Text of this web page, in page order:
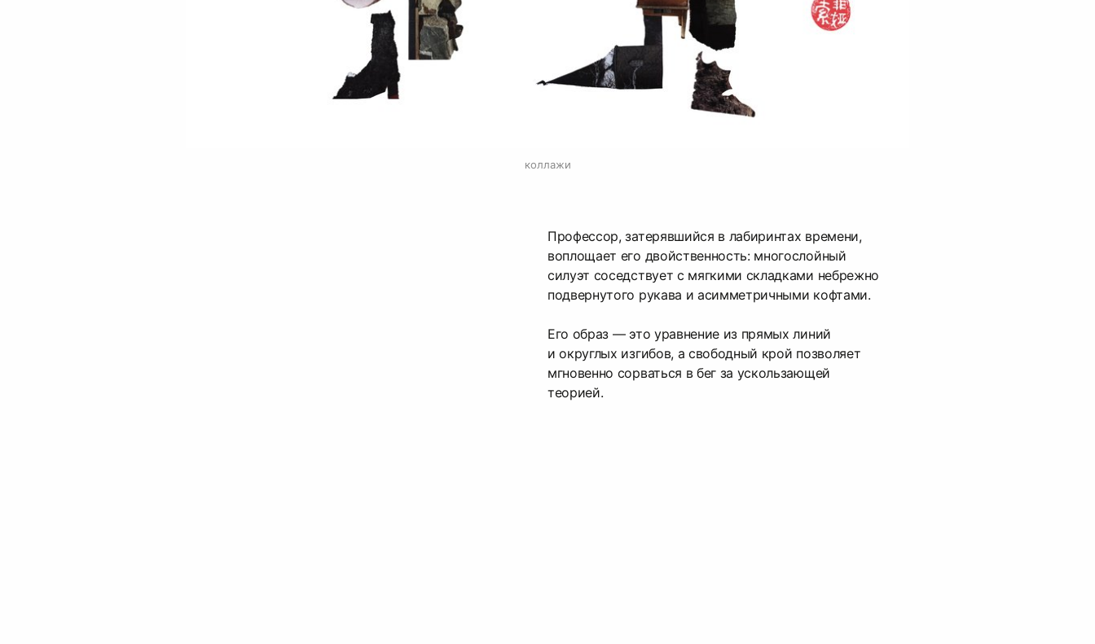
коллажи
Профессор, затерявшийся в лабиринтах времени,
воплощает его двойственность: многослойный
силуэт соседствует с мягкими складками небрежно
подвернутого рукава и асимметричными кофтами.
Его образ — это уравнение из прямых линий
и округлых изгибов, а свободный крой позволяет
мгновенно сорваться в бег за ускользающей
теорией.